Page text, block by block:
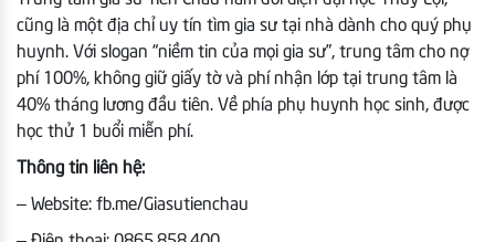
cũng là một địa chỉ uy tín tìm gia sư tại nhà dành cho quý phụ
huynh. Với slogan “niềm tin của mọi gia sư”, trung tâm cho nợ
phí 100%, không giữ giấy tờ và phí nhận lớp tại trung tâm là
40% tháng lương đầu tiên. Về phía phụ huynh học sinh, được
học thử 1 buổi miễn phí.
Thông tin liên hệ:
– Website: fb.me/Giasutienchau